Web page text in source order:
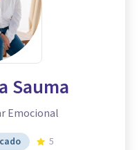
Sauma
Emocional
5